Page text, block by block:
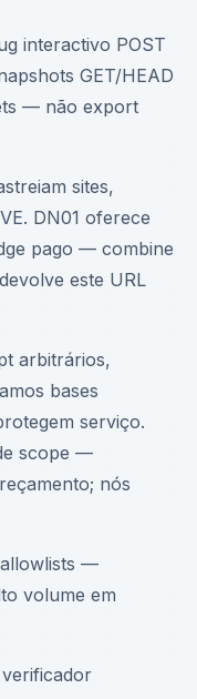
interactivo POST
GET/HEAD
— não export
sites,
DN01 oferece
pago — combine
este URL
arbitrários,
bases
serviço.
scope —
nós
allowlists —
volume em